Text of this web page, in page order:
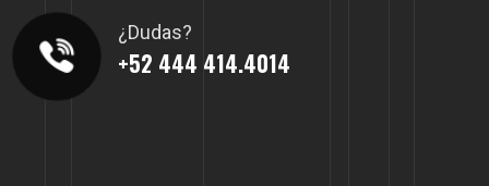
¿Dudas?
+52 444 414.4014